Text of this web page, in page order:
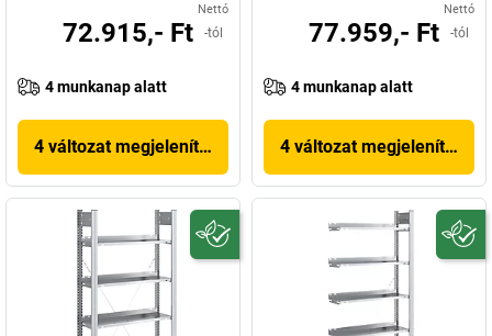
Nettó
72.915,- Ft -tól
4 munkanap alatt
4 változat megjelenítése
Nettó
77.959,- Ft -tól
4 munkanap alatt
4 változat megjelenítése